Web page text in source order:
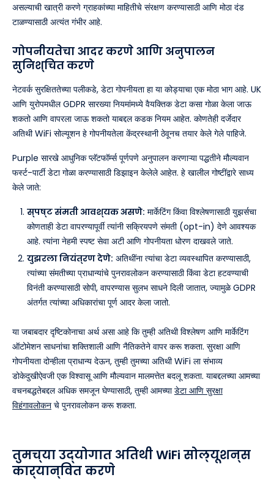
असल्याची खात्री करणे ग्राहकांच्या माहितीचे संरक्षण करण्यासाठी आणि मोठा दंड
टाळण्यासाठी अत्यंत गंभीर आहे.
गोपनीयतेचा आदर करणे आणि अनुपालन
सुनिश्चित करणे
नेटवर्क सुरक्षिततेच्या पलीकडे, डेटा गोपनीयता हा या कोड्याचा एक मोठा भाग आहे. UK
आणि युरोपमधील GDPR सारख्या नियमांमध्ये वैयक्तिक डेटा कसा गोळा केला जाऊ
शकतो आणि वापरला जाऊ शकतो याबद्दल कडक नियम आहेत. कोणतेही दर्जेदार
अतिथी WiFi सोल्यूशन हे गोपनीयतेला केंद्रस्थानी ठेवूनच तयार केले गेले पाहिजे.
Purple सारखे आधुनिक प्लॅटफॉर्म्स पूर्णपणे अनुपालन करणाऱ्या पद्धतीने मौल्यवान
फर्स्ट-पार्टी डेटा गोळा करण्यासाठी डिझाइन केलेले आहेत. हे खालील गोष्टींद्वारे साध्य
केले जाते:
स्पष्ट संमती आवश्यक असणे: मार्केटिंग किंवा विश्लेषणासाठी युझर्सचा
कोणताही डेटा वापरण्यापूर्वी त्यांनी सक्रियपणे संमती (opt-in) देणे आवश्यक
आहे. त्यांना नेहमी स्पष्ट सेवा अटी आणि गोपनीयता धोरण दाखवले जाते.
युझरला नियंत्रण देणे: अतिथींना त्यांचा डेटा व्यवस्थापित करण्यासाठी,
त्यांच्या संमतीच्या प्राधान्यांचे पुनरावलोकन करण्यासाठी किंवा डेटा हटवण्याची
विनंती करण्यासाठी सोपी, वापरण्यास सुलभ साधने दिली जातात, ज्यामुळे GDPR
अंतर्गत त्यांच्या अधिकारांचा पूर्ण आदर केला जातो.
या जबाबदार दृष्टिकोनाचा अर्थ असा आहे कि तुम्ही अतिथी विश्लेषण आणि मार्केटिंग
ऑटोमेशन साधनांचा शक्तिशाली आणि नैतिकतेने वापर करू शकता. सुरक्षा आणि
गोपनीयता दोन्हीला प्राधान्य देऊन, तुम्ही तुमच्या अतिथी WiFi ला संभाव्य
डोकेदुखीऐवजी एक विश्वासू आणि मौल्यवान मालमत्तेत बदलू शकता. याबद्दलच्या आमच्या
वचनबद्धतेबद्दल अधिक समजून घेण्यासाठी, तुम्ही आमच्याडेटा आणि सुरक्षा
विहंगावलोकन चे पुनरावलोकन करू शकता.
तुमच्या उद्योगात अतिथी WiFi सोल्यूशन्स
कार्यान्वित करणे